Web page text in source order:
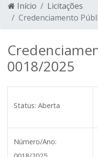
Início
Licitações
Credenciamento
0018/2025
Status: Aberta
Número/Ano: